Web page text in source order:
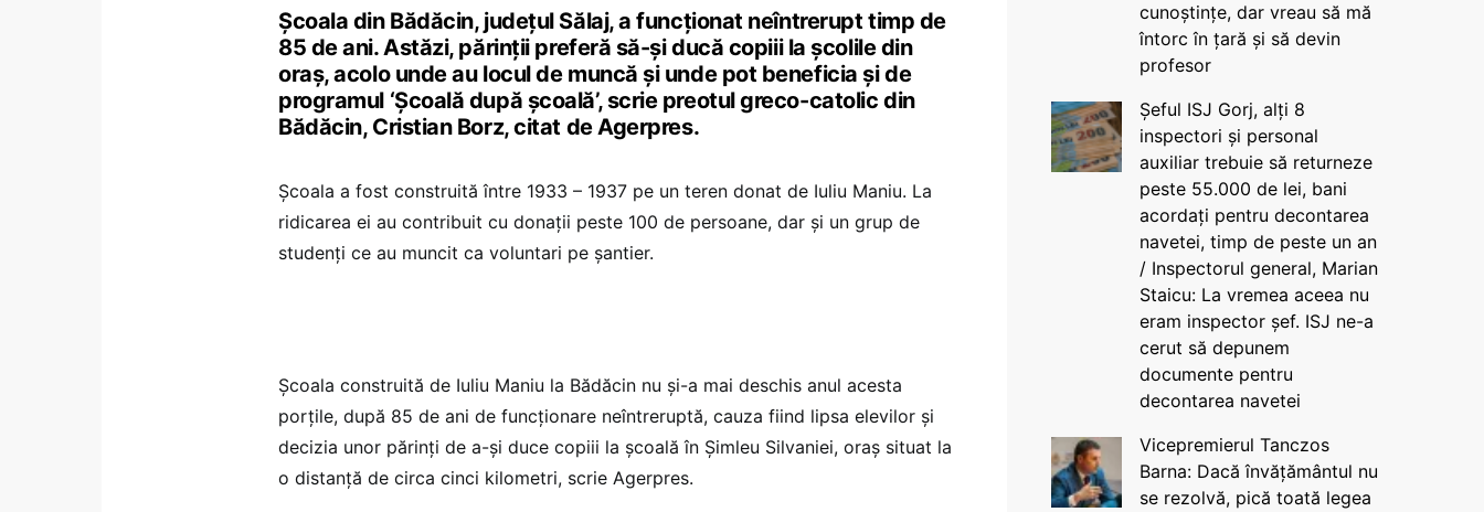
Școala din Bădăcin, județul Sălaj, a funcţionat neîntrerupt timp de
85 de ani. Astăzi, părinţii preferă să-şi ducă copiii la şcolile din
oraş, acolo unde au locul de muncă şi unde pot beneficia şi de
programul ‘Şcoală după şcoală’, scrie preotul greco-catolic din
Bădăcin, Cristian Borz, citat de Agerpres.
Școala a fost construită între 1933 – 1937 pe un teren donat de Iuliu Maniu. La
ridicarea ei au contribuit cu donaţii peste 100 de persoane, dar şi un grup de
studenţi ce au muncit ca voluntari pe şantier.
Şcoala construită de Iuliu Maniu la Bădăcin nu şi-a mai deschis anul acesta
porţile, după 85 de ani de funcţionare neîntreruptă, cauza fiind lipsa elevilor şi
decizia unor părinţi de a-şi duce copiii la şcoală în Şimleu Silvaniei, oraş situat la
o distanţă de circa cinci kilometri, scrie Agerpres.
cunoștințe, dar vreau să mă
întorc în țară și să devin
profesor
Șeful ISJ Gorj, alți 8
inspectori și personal
auxiliar trebuie să returneze
peste 55.000 de lei, bani
acordați pentru decontarea
navetei, timp de peste un an
/ Inspectorul general, Marian
Staicu: La vremea aceea nu
eram inspector șef. ISJ ne-a
cerut să depunem
documente pentru
decontarea navetei
Vicepremierul Tanczos
Barna: Dacă învățământul nu
se rezolvă, pică toată legea